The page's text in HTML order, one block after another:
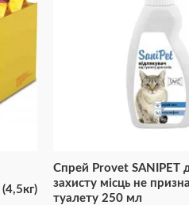
Спрей Provet SANIPET
захисту місць не
туалету 250 мл